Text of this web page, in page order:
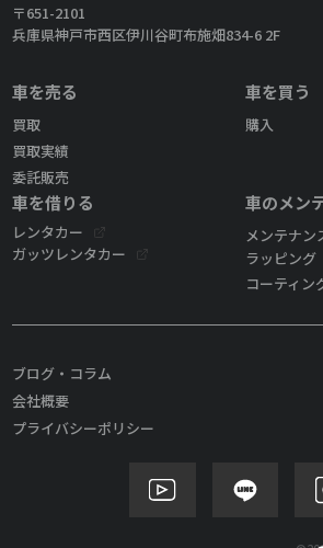
〒651-2101
兵庫県神戸市西区伊川谷町布施畑834-6 2F
車を売る
買取
買取実績
委託販売
車を買う
購入
車を借りる
レンタカー
ガッツレンタカー
車のメン
メンテナン
ラッピング
コーティン
ブログ・コラム
会社概要
プライバシーポリシー